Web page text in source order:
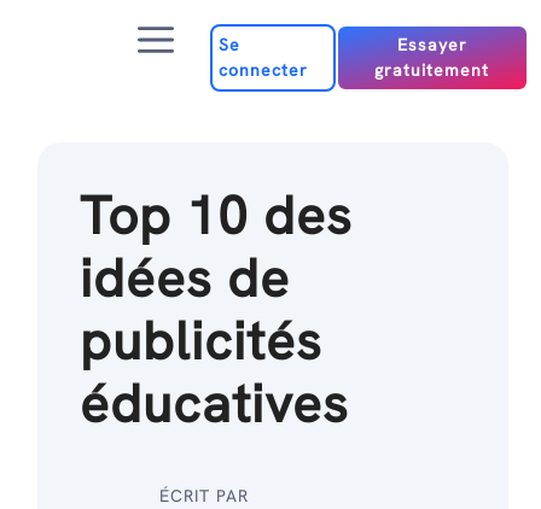
Menu
Se
connecter
Essayer
gratuitement
Top 10 des
idées de
publicités
éducatives
ÉCRIT PAR